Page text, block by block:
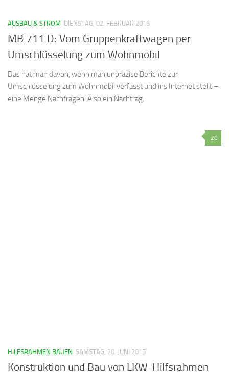
AUSBAU & STROM DIENSTAG, 02. FEBRUAR 2016
MB 711 D: Vom Gruppenkraftwagen per
Umschlüsselung zum Wohnmobil
Das hat man davon, wenn man unpräzise Berichte zur
Umschlüsselung zum Wohnmobil verfasst und ins Internet stellt –
eine Menge Nachfragen. Also ein Nachtrag.
20
HILFSRAHMEN BAUEN SAMSTAG, 20. JUNI 2015
Konstruktion und Bau von LKW-Hilfsrahmen